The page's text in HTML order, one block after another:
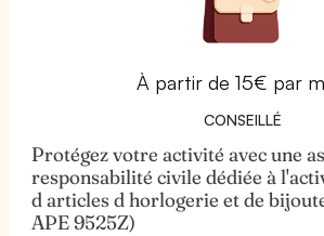
À partir de 15€ par
CONSEILLÉ
Protégez votre activité avec une
responsabilité civile dédiée à
d articles d horlogerie et de
APE 9525Z)